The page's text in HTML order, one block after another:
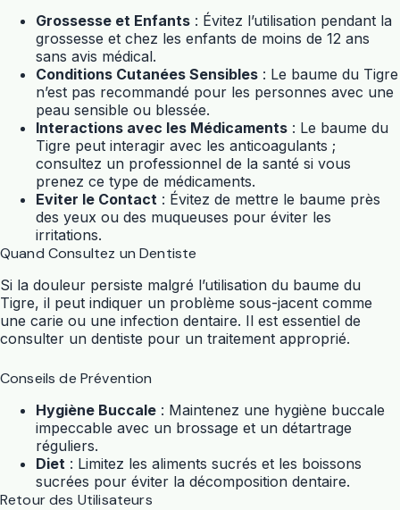
Grossesse et Enfants : Évitez l’utilisation pendant la
grossesse et chez les enfants de moins de 12 ans
sans avis médical.
Conditions Cutanées Sensibles : Le baume du Tigre
n’est pas recommandé pour les personnes avec une
peau sensible ou blessée.
Interactions avec les Médicaments : Le baume du
Tigre peut interagir avec les anticoagulants ;
consultez un professionnel de la santé si vous
prenez ce type de médicaments.
Eviter le Contact : Évitez de mettre le baume près
des yeux ou des muqueuses pour éviter les
irritations.
Quand Consultez un Dentiste
Si la douleur persiste malgré l’utilisation du baume du
Tigre, il peut indiquer un problème sous-jacent comme
une carie ou une infection dentaire. Il est essentiel de
consulter un dentiste pour un traitement approprié.
Conseils de Prévention
Hygiène Buccale : Maintenez une hygiène buccale
impeccable avec un brossage et un détartrage
réguliers.
Diet : Limitez les aliments sucrés et les boissons
sucrées pour éviter la décomposition dentaire.
Retour des Utilisateurs